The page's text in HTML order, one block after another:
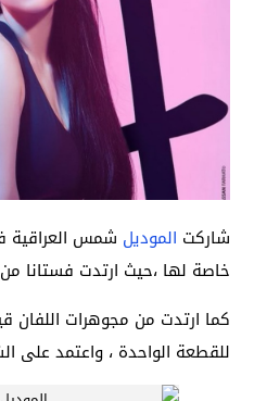
شاركت الموديل شمس العراقية
خاصة لها ،حيث ارتدت فستانا
للقطعة الواحدة ، واعتمد على